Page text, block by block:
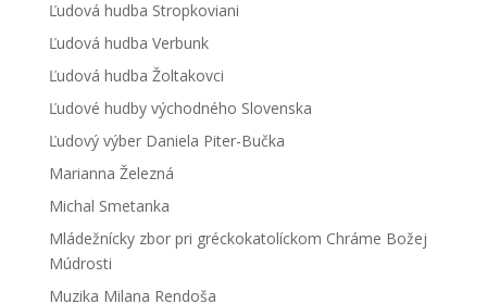
Ľudová hudba Stropkoviani
Ľudová hudba Verbunk
Ľudová hudba Žoltakovci
Ľudové hudby východného Slovenska
Ľudový výber Daniela Piter-Bučka
Marianna Železná
Michal Smetanka
Mládežnícky zbor pri gréckokatolíckom Chráme Božej
Múdrosti
Muzika Milana Rendoša